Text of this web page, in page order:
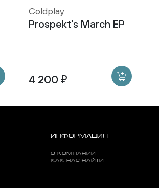
Coldplay
Prospekt's March EP
4 200 ₽
ИНФОРМАЦИЯ
О КОМПАНИИ
КАК НАС НАЙТИ